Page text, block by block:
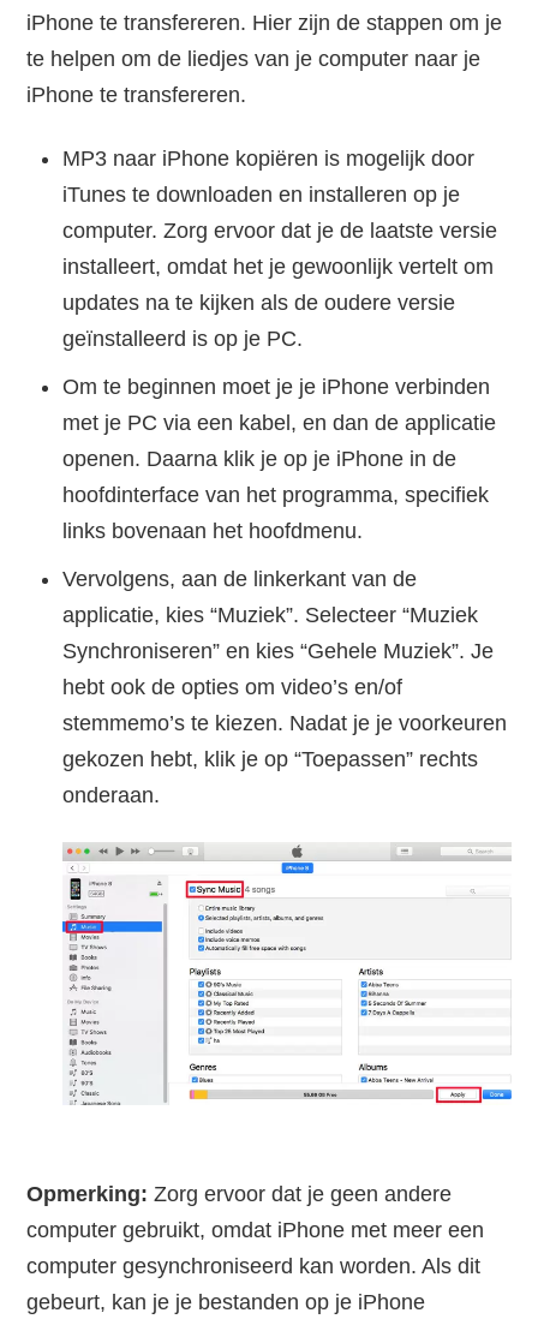
iPhone te transfereren. Hier zijn de stappen om je
te helpen om de liedjes van je computer naar je
iPhone te transfereren.
MP3 naar iPhone kopiëren is mogelijk door
iTunes te downloaden en installeren op je
computer. Zorg ervoor dat je de laatste versie
installeert, omdat het je gewoonlijk vertelt om
updates na te kijken als de oudere versie
geïnstalleerd is op je PC.
Om te beginnen moet je je iPhone verbinden
met je PC via een kabel, en dan de applicatie
openen. Daarna klik je op je iPhone in de
hoofdinterface van het programma, specifiek
links bovenaan het hoofdmenu.
Vervolgens, aan de linkerkant van de
applicatie, kies “Muziek”. Selecteer “Muziek
Synchroniseren” en kies “Gehele Muziek”. Je
hebt ook de opties om video’s en/of
stemmemo’s te kiezen. Nadat je je voorkeuren
gekozen hebt, klik je op “Toepassen” rechts
onderaan.
Opmerking:Zorg ervoor dat je geen andere
computer gebruikt, omdat iPhone met meer een
computer gesynchroniseerd kan worden. Als dit
gebeurt, kan je je bestanden op je iPhone